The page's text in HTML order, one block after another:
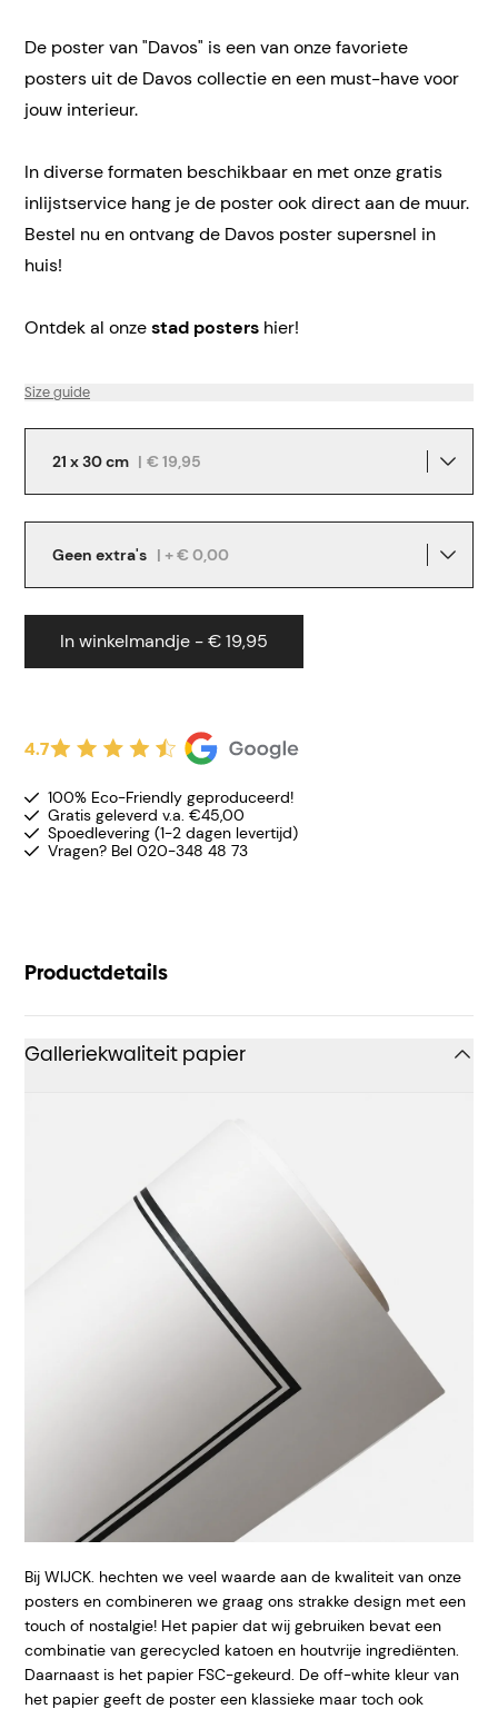
De poster van "Davos" is een van onze favoriete
posters uit de Davos collectie en een must-have voor
jouw interieur.
In diverse formaten beschikbaar en met onze gratis
inlijstservice hang je de poster ook direct aan de muur.
Bestel nu en ontvang de Davos poster supersnel in
huis!
Ontdek al onzestad posters hier!
Size guide
21 x 30 cm | € 19,95
Geen extra's | + € 0,00
In winkelmandje - € 19,95
4.7
100% Eco-Friendly geproduceerd!
Gratis geleverd v.a. €45,00
Spoedlevering (1-2 dagen levertijd)
Vragen? Bel 020-348 48 73
Productdetails
Galleriekwaliteit papier
Bij WIJCK. hechten we veel waarde aan de kwaliteit van onze
posters en combineren we graag ons strakke design met een
touch of nostalgie! Het papier dat wij gebruiken bevat een
combinatie van gerecycled katoen en houtvrije ingrediënten.
Daarnaast is het papier FSC-gekeurd. De off-white kleur van
het papier geeft de poster een klassieke maar toch ook